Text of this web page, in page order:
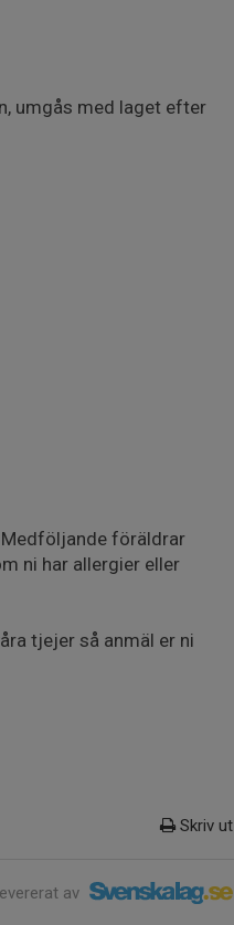
umgås med laget efter
Medföljande föräldrar
ni har allergier eller
tjejer så anmäl er ni
Skriv ut
av